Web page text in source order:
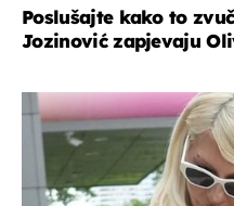
Poslušajte kako to
Jozinović zapjevaju